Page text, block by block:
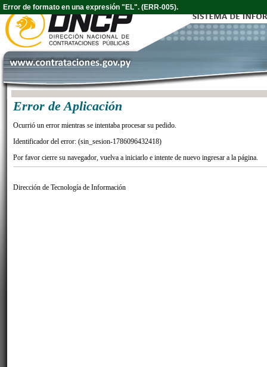
Error de formato en una expresión "EL". (ERR-005).
Error de Aplicación
Ocurrió un error mientras se intentaba procesar su pedido.
Identificador del error: (sin_sesion-1786096432418)
Por favor cierre su navegador, vuelva a iniciarlo e intente de nuevo ingresar a la página.
Dirección de Tecnología de Información